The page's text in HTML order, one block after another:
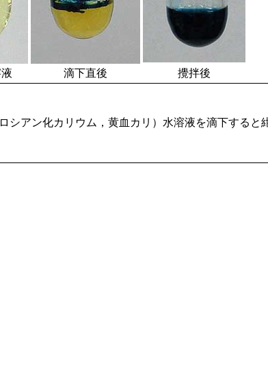
滴下直後 攪拌後
シアン化カリウム，黄血カリ）水溶液を滴下すると